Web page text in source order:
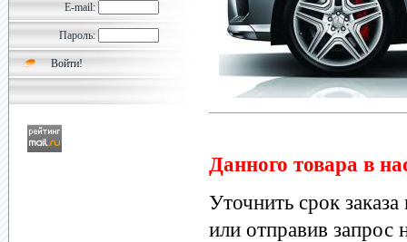
E-mail:
Пароль:
Данного товара в
Уточнить срок
или отправив запрос